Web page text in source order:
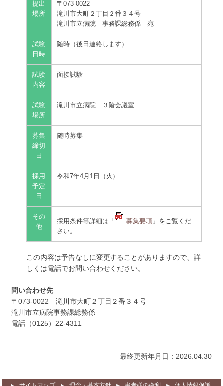
提出
場所
〒073-0022
滝川市大町２丁目２番３４号
滝川市立病院 事務課総務係 宛
試験
日時
随時（後日連絡します）
試験
内容
面接試験
試験
場所
滝川市立病院 ３階会議室
募集
締切
日
随時募集
採用
予定
日
令和7年4月1日（火）
その
他
採用条件等詳細は「 募集要項 」をご覧くだ
さい。
この内容は予告なしに変更することがありますので、詳
しくは電話でお問い合わせください。
問い合わせ先
〒073-0022 滝川市大町２丁目２番３４号
滝川市立病院事務課総務係
電話（0125）22-4311
最終更新年月日：2026.04.30